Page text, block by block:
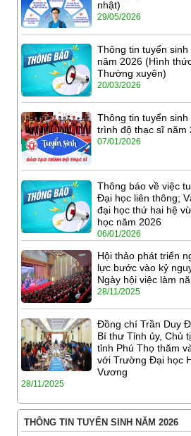
nhật)
29/05/2026
Thông tin tuyển sinh
năm 2026 (Hình
Thường xuyên)
20/03/2026
Thông tin tuyển sinh
trình độ thạc sĩ năm
07/01/2026
Thông báo về việc
Đại học liên thông;
đại học thứ hai hệ
học năm 2026
06/01/2026
Hội thảo phát triển
lực bước vào kỷ
Ngày hội việc làm
28/11/2025
Đồng chí Trần Duy
Bí thư Tỉnh ủy, Chủ
tỉnh Phú Thọ thăm
với Trường Đại học
Vương
28/11/2025
THÔNG TIN TUYỂN SINH NĂM 2026